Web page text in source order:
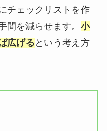
チェックリストを作
間を減らせます。 小
広げる という考え方